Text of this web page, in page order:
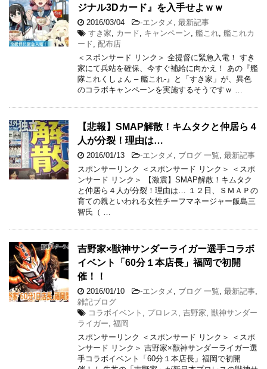
ジナル3Dカード』を入手せよｗｗ
2016/03/04 -エンタメ , 最新記事
すき家, カード, キャンペーン, 艦これ, 艦これカ
ード, 配布店
＜スポンサード リンク＞ 全提督に緊急入電！ すき
家にて兵站を確保、今すぐ補給に向かえ！ あの『艦
隊これくしょん – 艦これ-』と「すき家」が、異色
のコラボキャンペーンを実施するそうですｗ …
【悲報】SMAP解散！キムタクと仲居ら４
人が分裂！理由は…
2016/01/13 -エンタメ , ブログ 一覧, 最新記事
スポンサーリンク ＜スポンサード リンク＞ ＜スポ
ンサード リンク＞ 【激震】SMAP解散！キムタク
と仲居ら４人が分裂！理由は… １２日、ＳＭＡＰの
育ての親といわれる女性チーフマネージャー飯島三
智氏（ …
吉野家×獣神サンダーライガー選手コラボ
イベント「60分１本店長」福岡で初開
催！！
2016/01/10 -エンタメ , ブログ 一覧, 最新記事,
雑記ブログ
コラボイベント , プロレス , 吉野家, 獣神サンダー
ライガー, 福岡
スポンサーリンク ＜スポンサード リンク＞ ＜スポ
ンサード リンク＞ 吉野家×獣神サンダーライガー選
手コラボイベント「60分１本店長」福岡で初開